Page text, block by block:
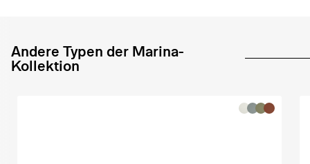
Andere Typen der Marina-
Kollektion